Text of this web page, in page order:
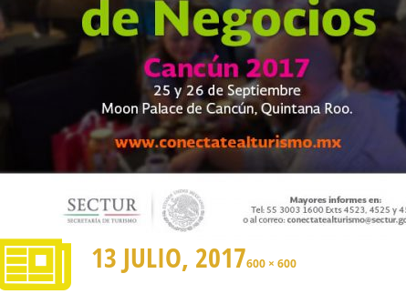
13 JULIO, 2017600 × 600